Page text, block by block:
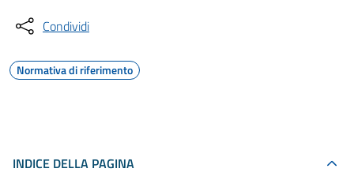
Condividi
Normativa di riferimento
INDICE DELLA PAGINA